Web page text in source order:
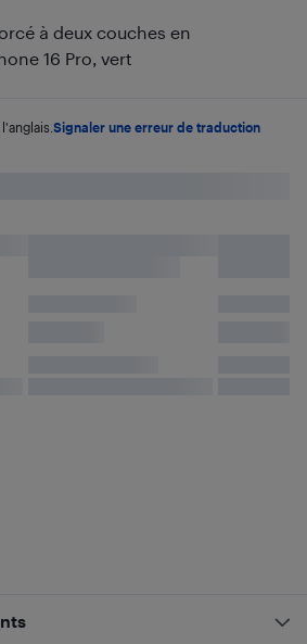
à deux couches en
16 Pro, vert
Signaler une erreur de traduction